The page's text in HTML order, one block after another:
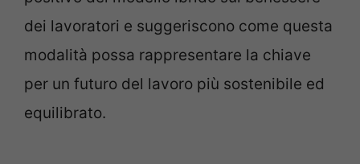
dei lavoratori e suggeriscono come questa
modalità possa rappresentare la chiave
per un futuro del lavoro più sostenibile ed
equilibrato.